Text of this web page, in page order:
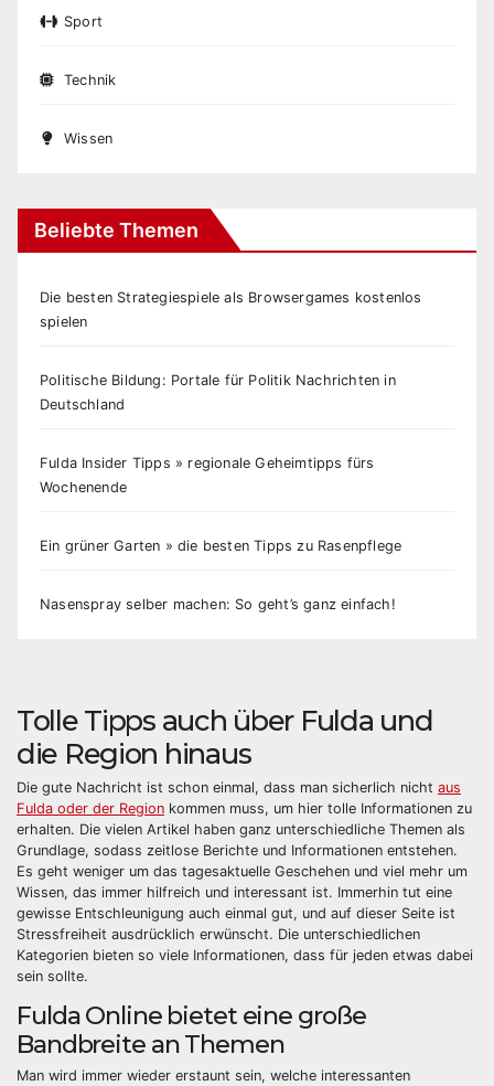
Sport
Technik
Wissen
Beliebte Themen
Die besten Strategiespiele als Browsergames kostenlos
spielen
Politische Bildung: Portale für Politik Nachrichten in
Deutschland
Fulda Insider Tipps » regionale Geheimtipps fürs
Wochenende
Ein grüner Garten » die besten Tipps zu Rasenpflege
Nasenspray selber machen: So geht’s ganz einfach!
Tolle Tipps auch über Fulda und
die Region hinaus
Die gute Nachricht ist schon einmal, dass man sicherlich nicht aus
Fulda oder der Region kommen muss, um hier tolle Informationen zu
erhalten. Die vielen Artikel haben ganz unterschiedliche Themen als
Grundlage, sodass zeitlose Berichte und Informationen entstehen.
Es geht weniger um das tagesaktuelle Geschehen und viel mehr um
Wissen, das immer hilfreich und interessant ist. Immerhin tut eine
gewisse Entschleunigung auch einmal gut, und auf dieser Seite ist
Stressfreiheit ausdrücklich erwünscht. Die unterschiedlichen
Kategorien bieten so viele Informationen, dass für jeden etwas dabei
sein sollte.
Fulda Online bietet eine große
Bandbreite an Themen
Man wird immer wieder erstaunt sein, welche interessanten